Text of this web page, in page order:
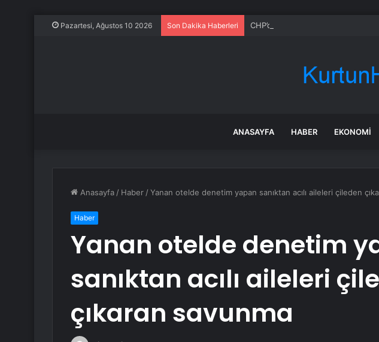
Pazartesi, Ağustos 10 2026 Son Dakika Haberleri CHP’de dijital güvenlik skandalı:
ANASAYFA HABER EKONOMI
Anasayfa / Haber /Yanan otelde denetim yapan sanıktan acılı aileleri çileden
Haber
Yanan otelde denetim
sanıktan acılı aileleri
çıkaran savunma